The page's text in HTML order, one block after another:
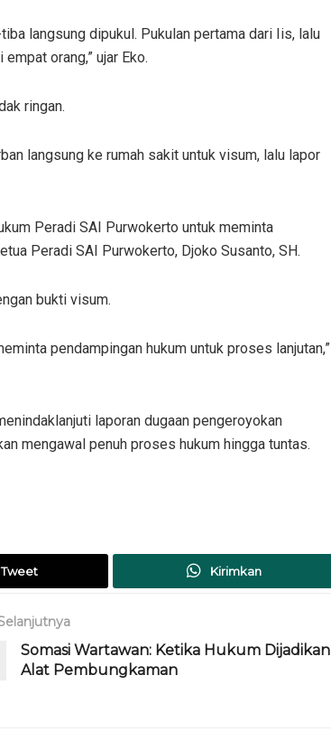
langsung dipukul. Pukulan pertama dari Iis, lalu
orang,” ujar Eko.
ringan.
langsung ke rumah sakit untuk visum, lalu lapor
Peradi SAI Purwokerto untuk meminta
Peradi SAI Purwokerto, Djoko Susanto, SH.
bukti visum.
pendampingan hukum untuk proses lanjutan,”
laporan dugaan pengeroyokan
mengawal penuh proses hukum hingga tuntas.
Tweet Kirimkan
Somasi Wartawan: Ketika Hukum Dijadikan
Alat Pembungkaman